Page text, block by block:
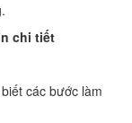
chi tiết
các bước làm